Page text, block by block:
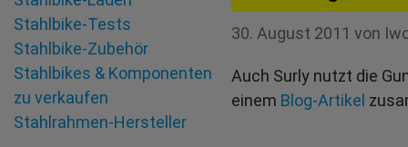
Stahlbike-Tests
Stahlbike-Zubehör
Stahlbikes & Komponenten
zu verkaufen
Stahlrahmen-Hersteller
30. August 2011 von
Auch Surly nutzt die
einem Blog-Artikel